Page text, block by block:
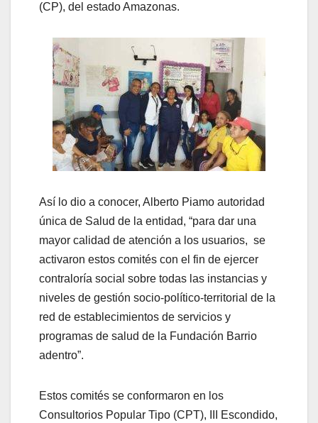
(CP), del estado Amazonas.
Así lo dio a conocer, Alberto Piamo autoridad
única de Salud de la entidad, “para dar una
mayor calidad de atención a los usuarios, se
activaron estos comités con el fin de ejercer
contraloría social sobre todas las instancias y
niveles de gestión socio-político-territorial de la
red de establecimientos de servicios y
programas de salud de la Fundación Barrio
adentro”.
Estos comités se conformaron en los
Consultorios Popular Tipo (CPT), III Escondido,